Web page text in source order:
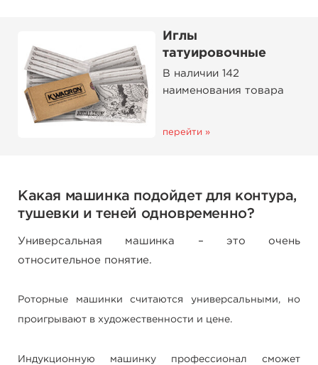
Иглы
татуировочные
В наличии 142
наименования товара
перейти »
Какая машинка подойдет для контура,
тушевки и теней одновременно?
Универсальная машинка – это очень
относительное понятие.
Роторные машинки считаются универсальными, но
проигрывают в художественности и цене.
Индукционную машинку профессионал сможет